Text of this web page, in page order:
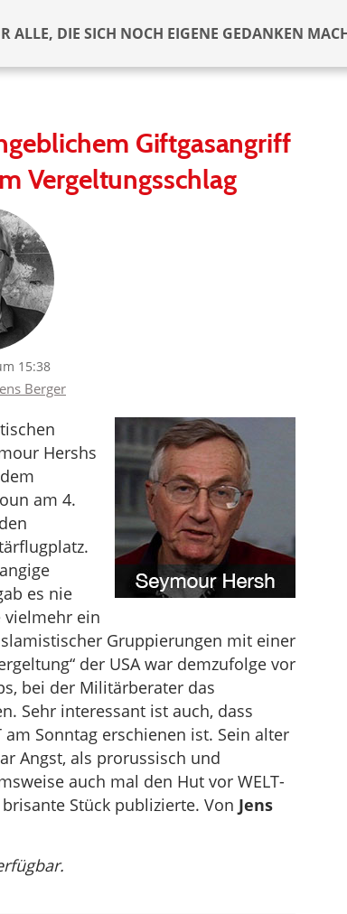
ALLE, DIE SICH NOCH EIGENE GEDANKEN
Giftgasangriff
Vergeltungsschlag
15:38
Berger
Hershs
am 4.
es nie
vielmehr ein
Gruppierungen mit einer
der USA war demzufolge vor
bei der Militärberater das
Sehr interessant ist auch, dass
Sonntag erschienen ist. Sein alter
Angst, als prorussisch und
auch mal den Hut vor WELT-
Stück publizierte. Von Jens